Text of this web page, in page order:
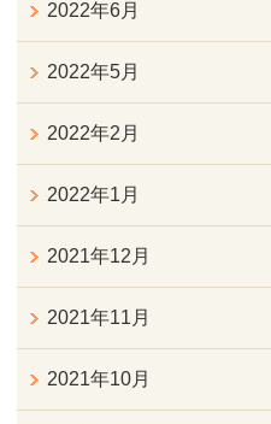
2022年6月
2022年5月
2022年2月
2022年1月
2021年12月
2021年11月
2021年10月